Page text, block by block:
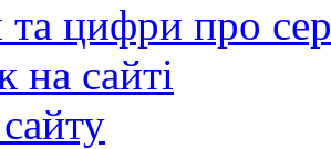
цифри про
сайті